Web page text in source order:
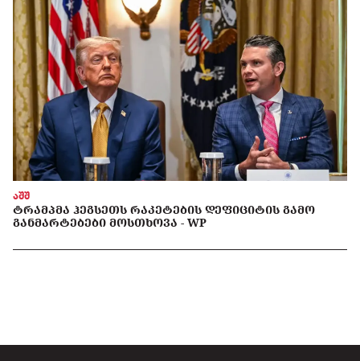
აშშ
ᲢᲠᲐᲛᲞᲛᲐ ᲰᲔᲒᲡᲔᲗᲡ ᲠᲐᲙᲔᲢᲔᲑᲘᲡ ᲓᲔᲤᲘᲪᲘᲢᲘᲡ ᲒᲐᲛᲝ
ᲒᲐᲜᲛᲐᲠᲢᲔᲑᲔᲑᲘ ᲛᲝᲡᲗᲮᲝᲕᲐ - WP